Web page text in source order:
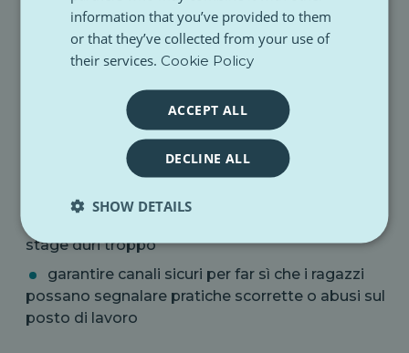
prevenire molestie psicologiche e sessuali
sostenere Pmi e ong tramite fondi europei e
incentivi per offrire tirocini di qualità
garantire accessibilità per i tirocinanti con
eliminare i requisiti non giustificati come
l’esperienza lavorativa pregressa e riconoscere il
stage duri troppo
garantire canali sicuri per far sì che i ragazzi
possano segnalare pratiche scorrette o abusi sul
posto di lavoro
information that you’ve provided to them
or that they’ve collected from your use of
their services. Cookie Policy
ACCEPT ALL
DECLINE ALL
SHOW DETAILS